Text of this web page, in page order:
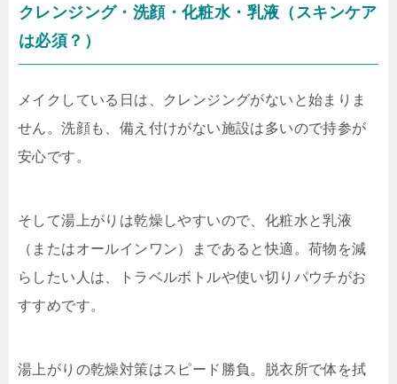
クレンジング・洗顔・化粧水・乳液（スキンケア
は必須？）
メイクしている日は、クレンジングがないと始まりま
せん。洗顔も、備え付けがない施設は多いので持参が
安心です。
そして湯上がりは乾燥しやすいので、化粧水と乳液
（またはオールインワン）まであると快適。荷物を減
らしたい人は、トラベルボトルや使い切りパウチがお
すすめです。
湯上がりの乾燥対策はスピード勝負。脱衣所で体を拭